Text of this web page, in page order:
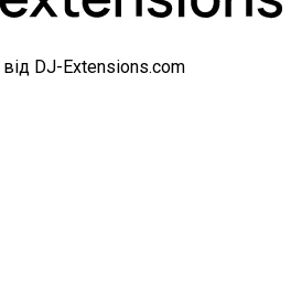
від DJ-Extensions.com